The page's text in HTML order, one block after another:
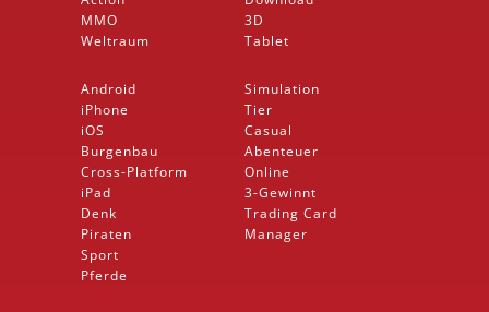
MMO
Weltraum
3D
Tablet
Android
iPhone
iOS
Burgenbau
Cross-Platform
iPad
Denk
Piraten
Sport
Pferde
Simulation
Tier
Casual
Abenteuer
Online
3-Gewinnt
Trading Card
Manager